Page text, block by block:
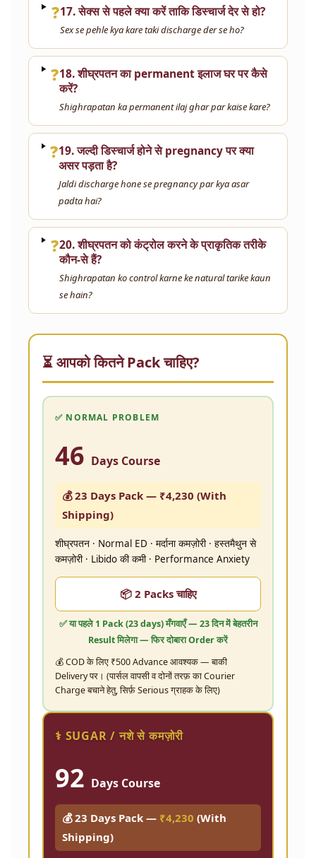
❓17. सेक्स से पहले क्या करें ताकि डिस्चार्ज देर से हो?
Sex se pehle kya kare taki discharge der se ho?
❓18. शीघ्रपतन का permanent इलाज घर पर कैसे
करें?
Shighrapatan ka permanent ilaj ghar par kaise kare?
❓19. जल्दी डिस्चार्ज होने से pregnancy पर क्या
असर पड़ता है?
Jaldi discharge hone se pregnancy par kya asar
padta hai?
❓20. शीघ्रपतन को कंट्रोल करने के प्राकृतिक तरीके
कौन-से हैं?
Shighrapatan ko control karne ke natural tarike kaun
se hain?
⏳ आपको कितने Pack चाहिए?
✅ NORMAL PROBLEM
46 Days Course
💰 23 Days Pack — ₹4,230 (With
Shipping)
शीघ्रपतन · Normal ED · मर्दाना कमज़ोरी · हस्तमैथुन से
कमज़ोरी · Libido की कमी · Performance Anxiety
📦 2 Packs चाहिए
✅ या पहले1 Pack (23 days)मँगवाएँ — 23 दिन में बेहतरीन
Result मिलेगा — फिर दोबारा Order करें
💰 COD के लिए ₹500 Advance आवश्यक — बाकी
Delivery पर। (पार्सल वापसी व दोनों तरफ़ का Courier
Charge बचाने हेतु, सिर्फ़ Serious ग्राहक के लिए)
⚕️ SUGAR / नशे से कमज़ोरी
92 Days Course
💰 23 Days Pack — ₹4,230 (With
Shipping)